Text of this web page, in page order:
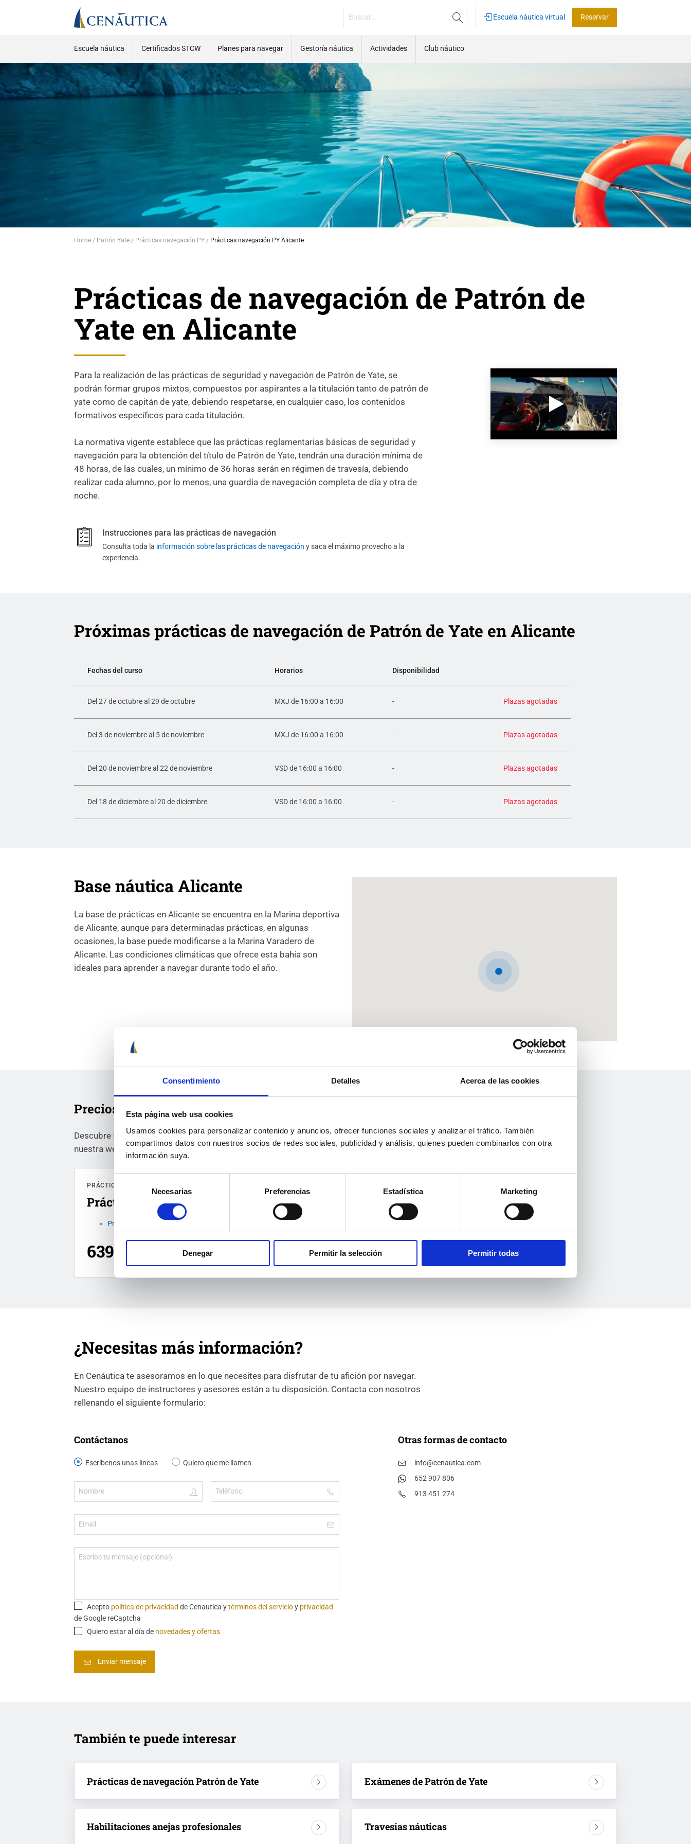
Consentimiento Detalles Acerca de las cookies
Esta página web usa cookies
Usamos cookies para personalizar contenido y anuncios, ofrecer funciones sociales y analizar el tráfico. También
compartimos datos con nuestros socios de redes sociales, publicidad y análisis, quienes pueden combinarlos con otra
información suya.
consentimiento
Necesarias Preferencias Estadística Marketing
Denegar Permitir la selección Permitir todas
Escuela náutica virtual Reservar
Escuela náutica Certificados STCW Planes para navegar Gestoría náutica Actividades Club náutico
Home Patrón Yate Prácticas navegación PY Prácticas navegación PY Alicante
Prácticas de navegación de Patrón de
Yate en Alicante
Para la realización de las prácticas de seguridad y navegación de Patrón de Yate, se
podrán formar grupos mixtos, compuestos por aspirantes a la titulación tanto de patrón de
yate como de capitán de yate, debiendo respetarse, en cualquier caso, los contenidos
formativos específicos para cada titulación.
La normativa vigente establece que las prácticas reglamentarias básicas de seguridad y
navegación para la obtención del título de Patrón de Yate, tendrán una duración mínima de
48 horas, de las cuales, un mínimo de 36 horas serán en régimen de travesía, debiendo
realizar cada alumno, por lo menos, una guardia de navegación completa de día y otra de
noche.
Instrucciones para las prácticas de navegación
Consulta toda la información sobre las prácticas de navegación y saca el máximo provecho a la
experiencia.
Próximas prácticas de navegación de Patrón de Yate en Alicante
Fechas del curso Horarios Disponibilidad
Del 27 de octubre al 29 de octubre MXJ de 16:00 a 16:00 - Plazas agotadas
Del 3 de noviembre al 5 de noviembre MXJ de 16:00 a 16:00 - Plazas agotadas
Del 20 de noviembre al 22 de noviembre VSD de 16:00 a 16:00 - Plazas agotadas
Del 18 de diciembre al 20 de diciembre VSD de 16:00 a 16:00 - Plazas agotadas
Base náutica Alicante
La base de prácticas en Alicante se encuentra en la Marina deportiva
de Alicante, aunque para determinadas prácticas, en algunas
ocasiones, la base puede modificarse a la Marina Varadero de
Alicante. Las condiciones climáticas que ofrece esta bahía son
ideales para aprender a navegar durante todo el año.
Precios y ofertas
Descubre los precios y ofertas para hacer tu curso en Cenáutica y reserva tu plaza ahora en
nuestra web.
PRÁCTICA PY
Práctica de Navegación
Práctica de navegación de Patrón de Yate
639€ Reserva tu plaza
¿Necesitas más información?
En Cenáutica te asesoramos en lo que necesites para disfrutar de tu afición por navegar.
Nuestro equipo de instructores y asesores están a tu disposición. Contacta con nosotros
rellenando el siguiente formulario:
Contáctanos
Escríbenos unas líneas Quiero que me llamen
Acepto política de privacidad de Cenautica ytérminos del servicioy privacidad
de Google reCaptcha
Quiero estar al día de novedades y ofertas
Otras formas de contacto
info@cenautica.com
652 907 806
913 451 274
También te puede interesar
Prácticas de navegación Patrón de Yate Exámenes de Patrón de Yate
Habilitaciones anejas profesionales Travesias náuticas